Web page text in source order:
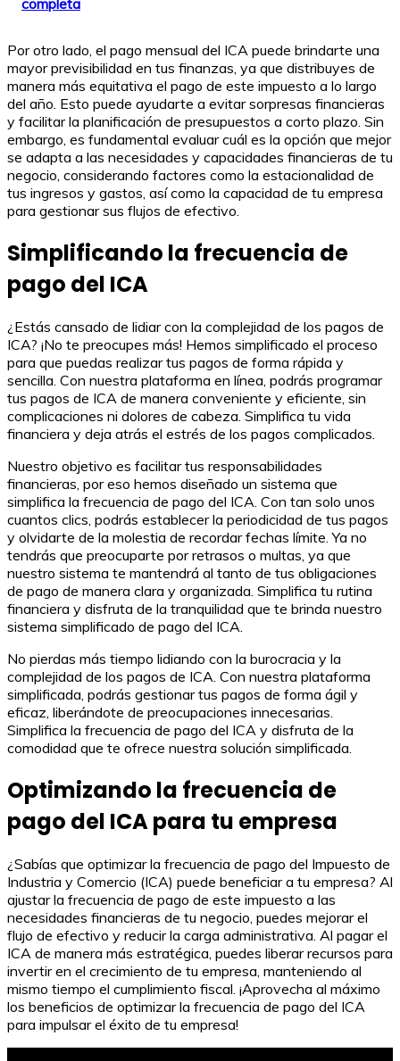
completa
Por otro lado, el pago mensual del ICA puede brindarte una
mayor previsibilidad en tus finanzas, ya que distribuyes de
manera más equitativa el pago de este impuesto a lo largo
del año. Esto puede ayudarte a evitar sorpresas financieras
y facilitar la planificación de presupuestos a corto plazo. Sin
embargo, es fundamental evaluar cuál es la opción que mejor
se adapta a las necesidades y capacidades financieras de tu
negocio, considerando factores como la estacionalidad de
tus ingresos y gastos, así como la capacidad de tu empresa
para gestionar sus flujos de efectivo.
Simplificando la frecuencia de
pago del ICA
¿Estás cansado de lidiar con la complejidad de los pagos de
ICA? ¡No te preocupes más! Hemos simplificado el proceso
para que puedas realizar tus pagos de forma rápida y
sencilla. Con nuestra plataforma en línea, podrás programar
tus pagos de ICA de manera conveniente y eficiente, sin
complicaciones ni dolores de cabeza. Simplifica tu vida
financiera y deja atrás el estrés de los pagos complicados.
Nuestro objetivo es facilitar tus responsabilidades
financieras, por eso hemos diseñado un sistema que
simplifica la frecuencia de pago del ICA. Con tan solo unos
cuantos clics, podrás establecer la periodicidad de tus pagos
y olvidarte de la molestia de recordar fechas límite. Ya no
tendrás que preocuparte por retrasos o multas, ya que
nuestro sistema te mantendrá al tanto de tus obligaciones
de pago de manera clara y organizada. Simplifica tu rutina
financiera y disfruta de la tranquilidad que te brinda nuestro
sistema simplificado de pago del ICA.
No pierdas más tiempo lidiando con la burocracia y la
complejidad de los pagos de ICA. Con nuestra plataforma
simplificada, podrás gestionar tus pagos de forma ágil y
eficaz, liberándote de preocupaciones innecesarias.
Simplifica la frecuencia de pago del ICA y disfruta de la
comodidad que te ofrece nuestra solución simplificada.
Optimizando la frecuencia de
pago del ICA para tu empresa
¿Sabías que optimizar la frecuencia de pago del Impuesto de
Industria y Comercio (ICA) puede beneficiar a tu empresa? Al
ajustar la frecuencia de pago de este impuesto a las
necesidades financieras de tu negocio, puedes mejorar el
flujo de efectivo y reducir la carga administrativa. Al pagar el
ICA de manera más estratégica, puedes liberar recursos para
invertir en el crecimiento de tu empresa, manteniendo al
mismo tiempo el cumplimiento fiscal. ¡Aprovecha al máximo
los beneficios de optimizar la frecuencia de pago del ICA
para impulsar el éxito de tu empresa!